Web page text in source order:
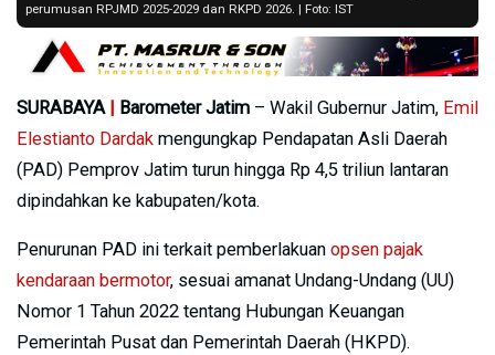
perumusan RPJMD 2025-2029 dan RKPD 2026. | Foto: IST
SURABAYA Barometer Jatim – Wakil Gubernur Jatim, Emil
Elestianto Dardak mengungkap Pendapatan Asli Daerah
(PAD) Pemprov Jatim turun hingga Rp 4,5 triliun lantaran
dipindahkan ke kabupaten/kota.
Penurunan PAD ini terkait pemberlakuan opsen pajak
kendaraan bermotor, sesuai amanat Undang-Undang (UU)
Nomor 1 Tahun 2022 tentang Hubungan Keuangan
Pemerintah Pusat dan Pemerintah Daerah (HKPD).